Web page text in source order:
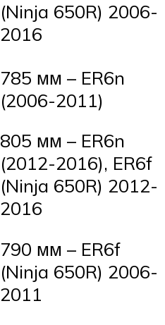
(Ninja 650R) 2006-
2016
785 мм – ER6n
(2006-2011)
805 мм – ER6n
(2012-2016), ER6f
(Ninja 650R) 2012-
2016
790 мм – ER6f
(Ninja 650R) 2006-
2011